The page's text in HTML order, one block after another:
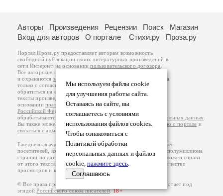
Мы используем файлы cookie
для улучшения работы сайта.
Оставаясь на сайте, вы
соглашаетесь с условиями
использования файлов cookies.
Чтобы ознакомиться с
Политикой обработки
персональных данных и файлов
cookie, нажмите здесь.
Соглашаюсь
Авторы Произведения Рецензии Поиск
Магазин
Вход для авторов
О портале Стихи.ру Проза.ру
Портал Проза.ру предоставляет авторам возможность
свободной публикации своих литературных произведений в
сети Интернет на основаниипользовательского договора
Все авторские права на произведения принадлежат авторам
и охраняются законом
. Перепечатка произведений возможна
только с согласия его автора, к которому вы можете
обратиться на его авторской странице. Ответственность за
тексты произведений авторы несут самостоятельно на
основанииправил публикацииизаконодательства
Российской Федерации
обрабатываются на основанииПолитики обработки персональных данных
Вы также можете посмотреть более подробнуюинформацию о портале и
связаться с администрацией
Ежедневная аудитория портала Проза.ру – порядка 100 тысяч
посетителей, которые в общей сумме просматривают более полумиллиона
страниц по данным счетчика посещаемости, который расположен справа
от этого текста. В каждой графе указано по две цифры: количество
просмотров и количество посетителей.
© Все права принадлежат авторам, 2000-2026. Портал работает под
эгидойРоссийского союза писателей.18+